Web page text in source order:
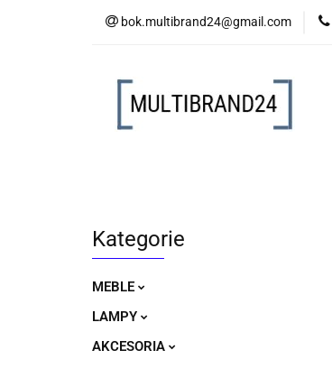
bok.multibrand24@gmail.com
MEBLE
Kategorie
MEBLE
LAMPY
AKCESORIA